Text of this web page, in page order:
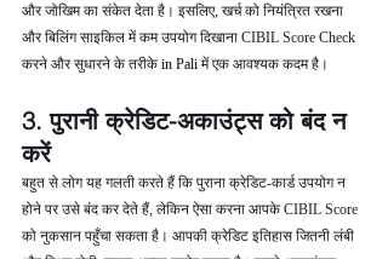
और जोखिम का संकेत देता है। इसलिए, खर्च को नियंत्रित रखना
और बिलिंग साइकिल में कम उपयोग दिखाना CIBIL Score Check
करने और सुधारने के तरीके in Pali में एक आवश्यक कदम है।
3. पुरानी क्रेडिट-अकाउंट्स को बंद न
करें
बहुत से लोग यह गलती करते हैं कि पुराना क्रेडिट-कार्ड उपयोग न
होने पर उसे बंद कर देते हैं, लेकिन ऐसा करना आपके CIBIL Score
को नुकसान पहुँचा सकता है। आपकी क्रेडिट इतिहास जितनी लंबी